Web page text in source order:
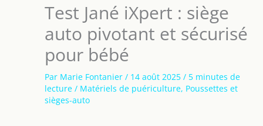
Test Jané iXpert : siège
auto pivotant et sécurisé
pour bébé
Par Marie Fontanier / 14 août 2025 / 5 minutes de
lecture / Matériels de puériculture, Poussettes et
sièges-auto